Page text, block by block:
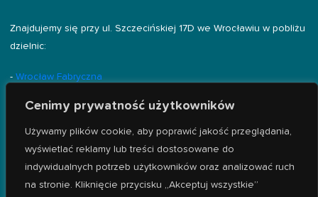
Cenimy prywatność użytkowników
Używamy plików cookie, aby poprawić jakość przeglądania,
wyświetlać reklamy lub treści dostosowane do
indywidualnych potrzeb użytkowników oraz analizować ruch
na stronie. Kliknięcie przycisku „Akceptuj wszystkie”
Znajdujemy się przy ul. Szczecińskiej 17D we Wrocławiu w pobliżu
dzielnic:
- Wrocław Fabryczna
Złotniki
Leśnica